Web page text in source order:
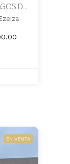
HERMOSA CASA EN ALQUILER EN LAGOS DE CANNING
EN VENTA